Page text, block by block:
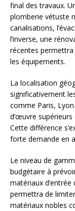
final des travaux.
plomberie vétuste
canalisations,
l’inverse, une
récentes
les équipements.
La localisation
significativement
comme Paris,
d’œuvre
Cette différence
forte demande en
Le niveau de
budgétaire à
matériaux
permettra de limiter
matériaux nobles